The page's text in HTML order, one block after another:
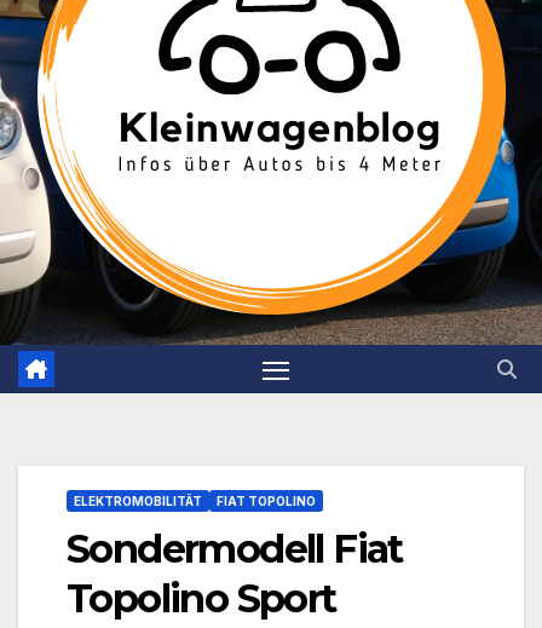
ELEKTROMOBILITÄT FIAT TOPOLINO
Sondermodell Fiat
Topolino Sport